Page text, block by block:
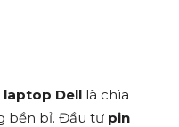
laptop Dell là chìa
bền bỉ. Đầu tư pin